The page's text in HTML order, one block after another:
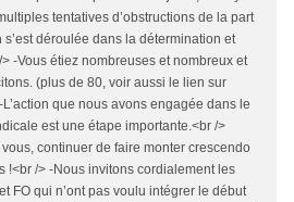
tentatives d’obstructions de la part
s’est déroulée dans la détermination et
-Vous étiez nombreuses et nombreux et
(plus de 80, voir aussi le lien sur
que nous avons engagée dans le
est une étape importante.<br />
continuer de faire monter crescendo
!<br /> -Nous invitons cordialement les
FO qui n’ont pas voulu intégrer le début